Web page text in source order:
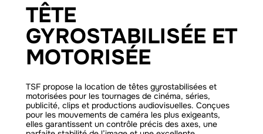
TÊTE
GYROSTABILISÉE ET
MOTORISÉE
TSF propose la location de têtes gyrostabilisées et
motorisées pour les tournages de cinéma, séries,
publicité, clips et productions audiovisuelles. Conçues
pour les mouvements de caméra les plus exigeants,
elles garantissent un contrôle précis des axes, une